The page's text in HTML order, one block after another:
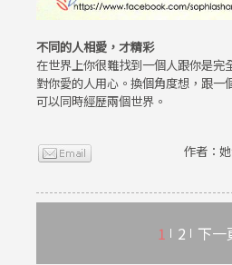
不同的人相愛，才精彩
在世界上你很難找到一個人跟你是完
對你愛的人用心。換個角度想，跟一
可以同時經歷兩個世界。
作者：
1 2 下一